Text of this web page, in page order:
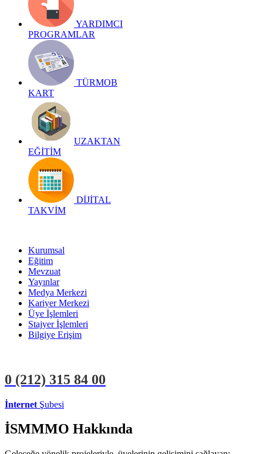
YARDIMCI
PROGRAMLAR
TÜRMOB
KART
UZAKTAN
EĞİTİM
DİJİTAL
TAKVİM
Kurumsal
Eğitim
Mevzuat
Yayınlar
Medya Merkezi
Kariyer Merkezi
Üye İşlemleri
Stajyer İşlemleri
Bilgiye Erişim
0 (212) 315 84 00
İnternet Şubesi
İSMMMO Hakkında